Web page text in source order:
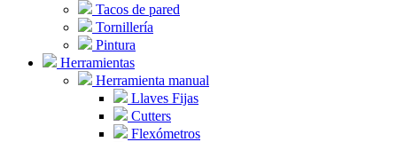
Tacos de pared
Tornillería
Pintura
Herramientas
Herramienta manual
Llaves Fijas
Cutters
Flexómetros